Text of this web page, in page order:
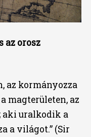
az orosz
az kormányozza
magterületen, az
aki uralkodik a
a világot.” (Sir